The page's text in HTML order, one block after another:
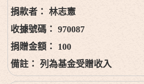
林志憲
970087
100
列為基金受贈收入